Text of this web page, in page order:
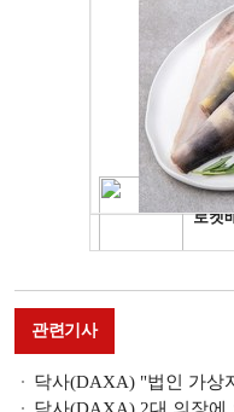
관련기사
닥사(DAXA) "법인 가상자산시
닥사(DAXA) 2대 의장에